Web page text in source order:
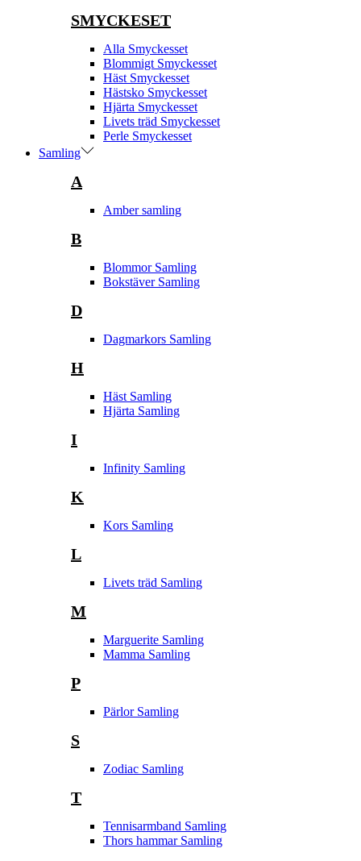
SMYCKESET
Alla Smyckesset
Blommigt Smyckesset
Häst Smyckesset
Hästsko Smyckesset
Hjärta Smyckesset
Livets träd Smyckesset
Perle Smyckesset
Samling
A
Amber samling
B
Blommor Samling
Bokstäver Samling
D
Dagmarkors Samling
H
Häst Samling
Hjärta Samling
I
Infinity Samling
K
Kors Samling
L
Livets träd Samling
M
Marguerite Samling
Mamma Samling
P
Pärlor Samling
S
Zodiac Samling
T
Tennisarmband Samling
Thors hammar Samling